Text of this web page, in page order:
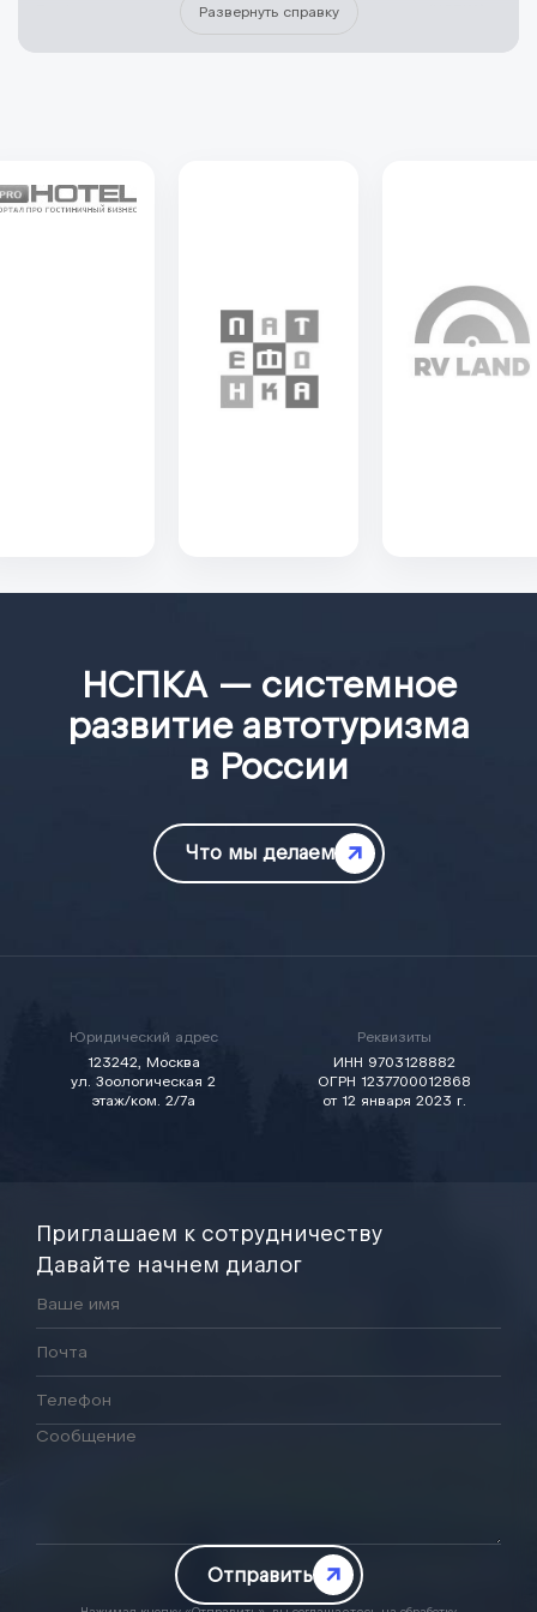
Профессионалов индустрии Кемпингов и Автотуризма (НСПКА)
и бизнеса, обеспечивая экспертное сопровождение инициатив
в области развития туристской среды и инфраструктуры для
Чернышенко: развитие автотуризма
способно принести экономике до 250 млрд рублей в год
Развернуть справку
НСПКА — системное
развитие автотуризма
в России
Что мы делаем
Юридический адрес
123242, Москва
ул. Зоологическая 2
этаж/ком. 2/7а
Реквизиты
ИНН 9703128882
ОГРН 1237700012868
от 12 января 2023 г.
Приглашаем к сотрудничеству
Давайте начнем диалог
Отправить